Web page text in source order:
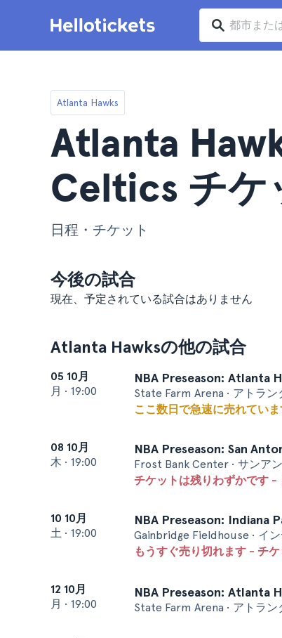
Atlanta Hawks
Atlanta
Celtics チケ
日程・チケット
今後の試合
現在、予定されている試合はありません
Atlanta Hawksの他の試合
05 10月
月 • 19:00
NBA Preseason: Atlanta
State Farm Arena • アトラン
ここ数日で急速に売れてい
08 10月
木 • 19:00
NBA Preseason: San
Frost Bank Center • サンア
チケットは残りわずかです -
10 10月
土 • 19:00
NBA Preseason: Indiana
Gainbridge Fieldhouse • イ
もうすぐ売り切れます - チ
12 10月
月 • 19:00
NBA Preseason: Atlanta
State Farm Arena • アトラン